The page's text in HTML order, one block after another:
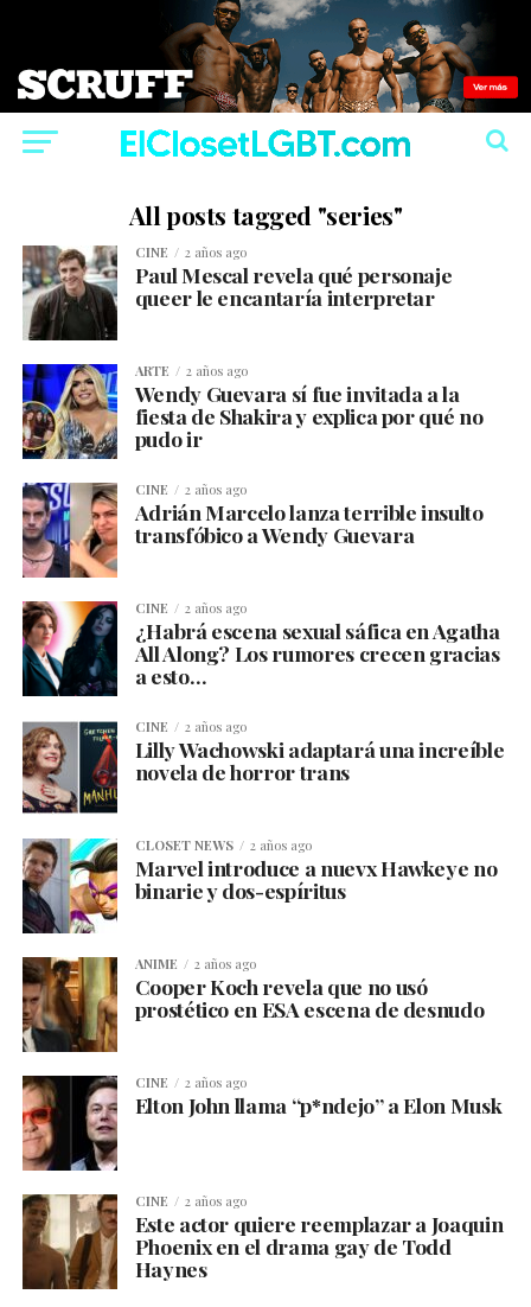
All posts tagged "series"
CINE 2 años ago
Paul Mescal revela qué personaje
queer le encantaría interpretar
ARTE 2 años ago
Wendy Guevara sí fue invitada a la
fiesta de Shakira y explica por qué no
pudo ir
CINE 2 años ago
Adrián Marcelo lanza terrible insulto
transfóbico a Wendy Guevara
CINE 2 años ago
¿Habrá escena sexual sáfica en Agatha
All Along? Los rumores crecen gracias
a esto…
CINE 2 años ago
Lilly Wachowski adaptará una increíble
novela de horror trans
CLOSET NEWS 2 años ago
Marvel introduce a nuevx Hawkeye no
binarie y dos-espíritus
ANIME 2 años ago
Cooper Koch revela que no usó
prostético en ESA escena de desnudo
CINE 2 años ago
Elton John llama “p*ndejo” a Elon Musk
CINE 2 años ago
Este actor quiere reemplazar a Joaquin
Phoenix en el drama gay de Todd
Haynes